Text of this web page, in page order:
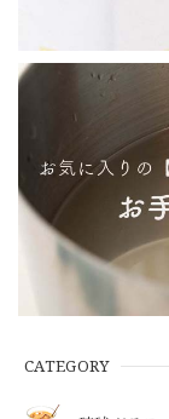
CATEGORY